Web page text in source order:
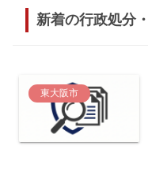
新着の行政処分
東大阪市